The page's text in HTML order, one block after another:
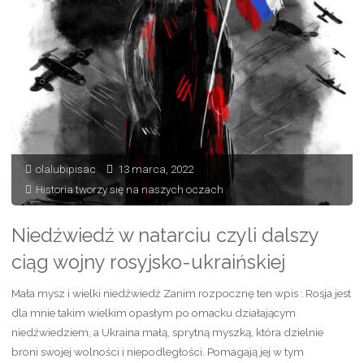
olalubipisac
13 marca, 2022
Historia tworzy się na naszych oczach
Niedźwiedź w natarciu czyli dalszy
ciąg wojny rosyjsko-ukraińskiej
Mała mysz i wielki niedźwiedź Zanim rozpocznę ten wpis : Rosja jest
dla mnie takim wielkim opasłym po omacku działającym
niedźwiedziem, a Ukraina małą, sprytną myszką, która dzielnie
broni swojej wolności i niepodległości. Pomagają jej w tym